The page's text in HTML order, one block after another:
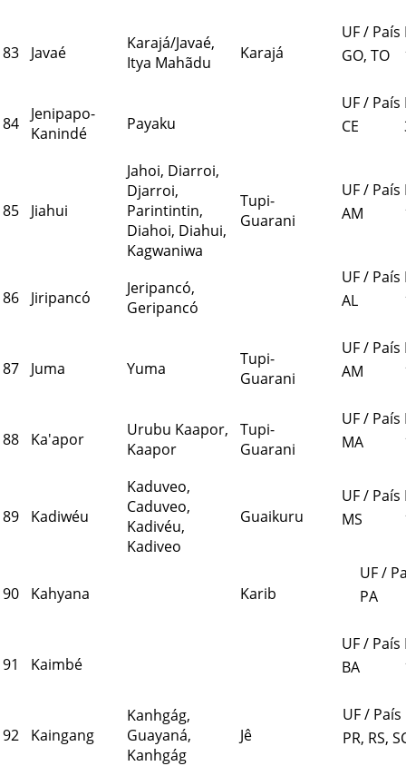
83 Javaé
Karajá/Javaé,
Itya Mahãdu
Karajá
UF / País
GO, TO
84
Jenipapo-
Kanindé
Payaku
UF / País
CE
85 Jiahui
Jahoi, Diarroi,
Djarroi,
Parintintin,
Diahoi, Diahui,
Kagwaniwa
Tupi-
Guarani
UF / País
AM
86 Jiripancó
Jeripancó,
Geripancó
UF / País
AL
87 Juma Yuma
Tupi-
Guarani
UF / País
AM
88 Ka'apor
Urubu Kaapor,
Kaapor
Tupi-
Guarani
UF / País
MA
89 Kadiwéu
Kaduveo,
Caduveo,
Kadivéu,
Kadiveo
Guaikuru
UF / País
MS
90 Kahyana Karib
UF /
PA
91 Kaimbé
UF / País
BA
92 Kaingang
Kanhgág,
Guayaná,
Kanhgág
Jê
UF / País
PR, RS,